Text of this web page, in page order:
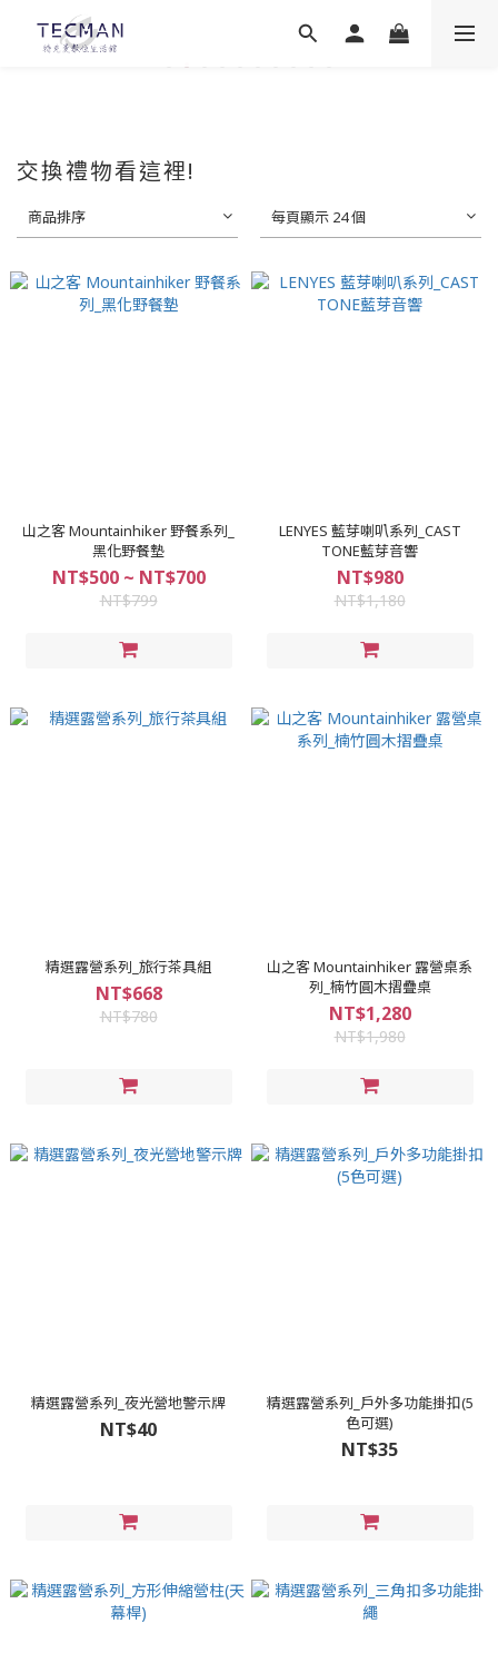
交換禮物看這裡!
商品排序 每頁顯示 24 個
山之客 Mountainhiker 野餐系列_
黑化野餐墊
NT$500 ~ NT$700
NT$799
LENYES 藍芽喇叭系列_CAST
TONE藍芽音響
NT$980
NT$1,180
精選露營系列_旅行茶具組
NT$668
NT$780
山之客 Mountainhiker 露營桌系
列_楠竹圓木摺疊桌
NT$1,280
NT$1,980
精選露營系列_夜光營地警示牌
NT$40
精選露營系列_戶外多功能掛扣(5
色可選)
NT$35